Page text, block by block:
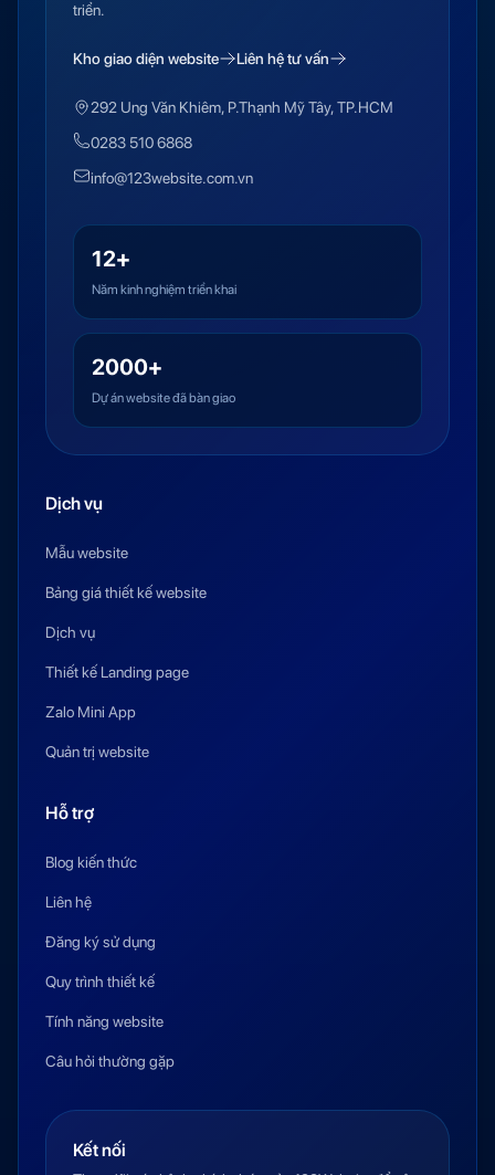
triển.
Kho giao diện website Liên hệ tư vấn
292 Ung Văn Khiêm, P.Thạnh Mỹ Tây, TP.HCM
0283 510 6868
info@123website.com.vn
12+
Năm kinh nghiệm triển khai
2000+
Dự án website đã bàn giao
Dịch vụ
Mẫu website
Bảng giá thiết kế website
Dịch vụ
Thiết kế Landing page
Zalo Mini App
Quản trị website
Hỗ trợ
Blog kiến thức
Liên hệ
Đăng ký sử dụng
Quy trình thiết kế
Tính năng website
Câu hỏi thường gặp
Kết nối